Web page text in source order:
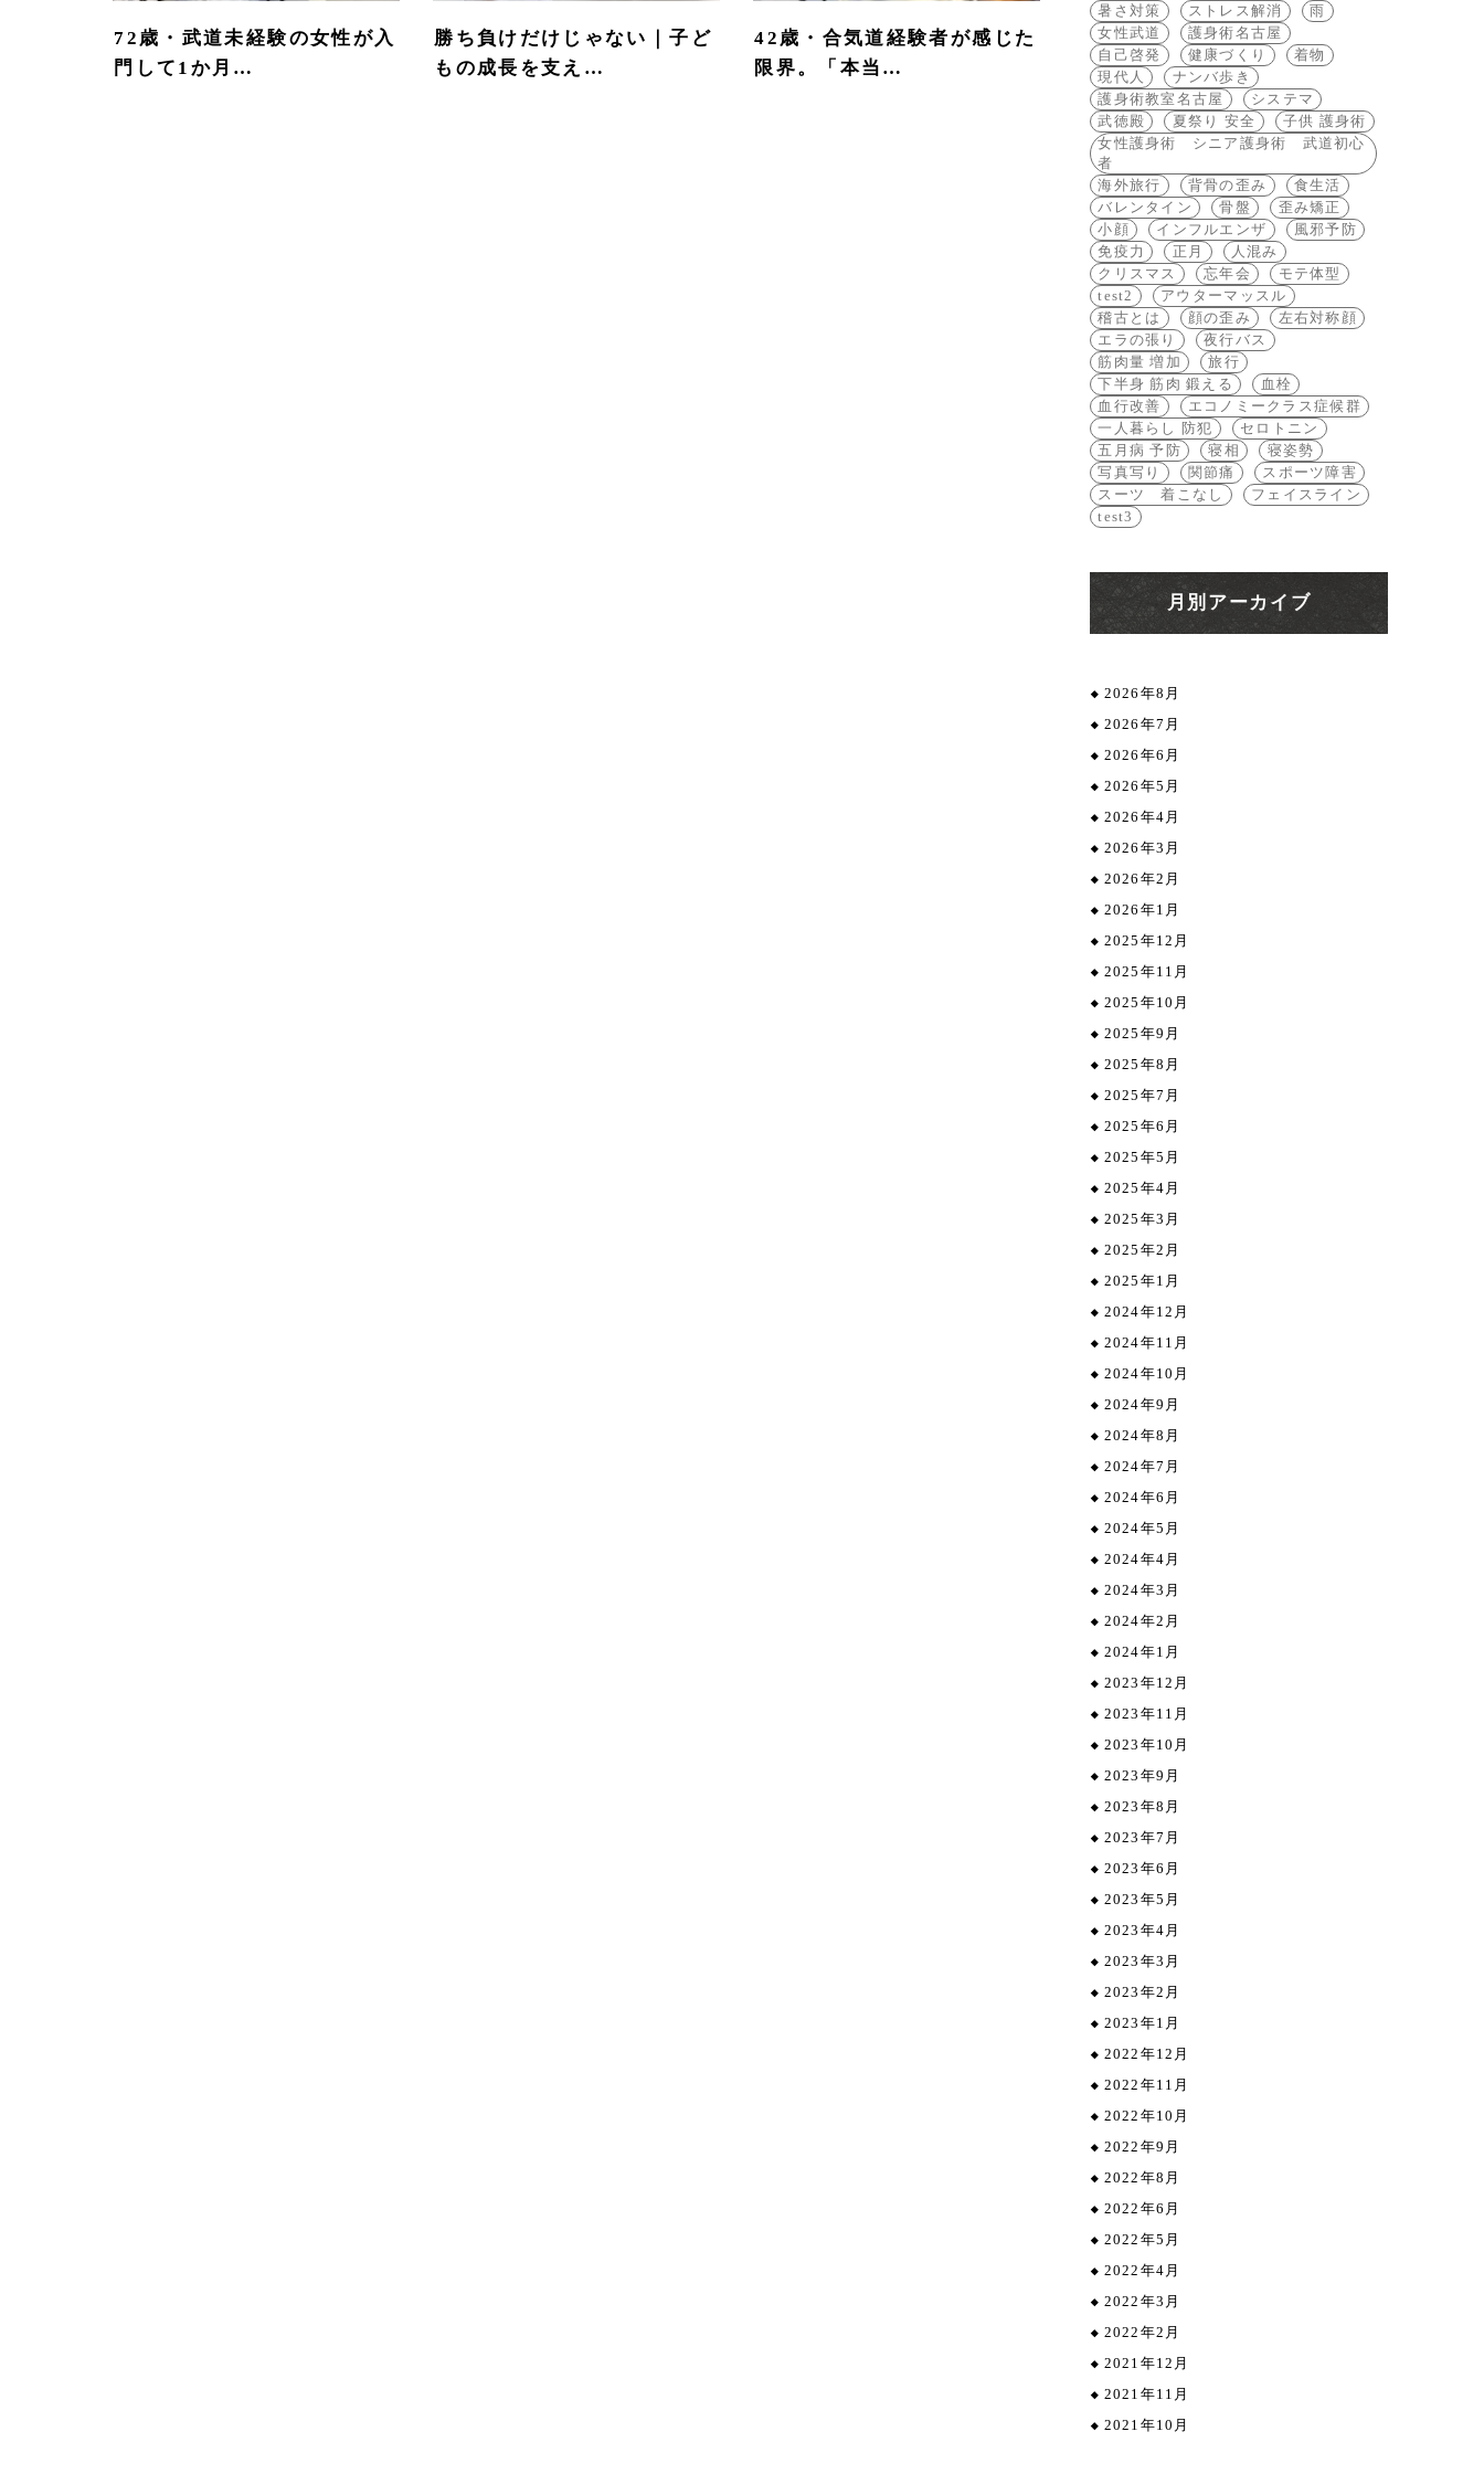
72歳・武道未経験の女性が入
門して1か月…
勝ち負けだけじゃない｜子ど
もの成長を支え…
42歳・合気道経験者が感じた
限界。「本当…
暑さ対策 ストレス解消
雨
女性武道
護身術名古屋
自己啓発
健康づくり
着物
現代人
ナンバ歩き
護身術教室名古屋
システマ
武徳殿
夏祭り 安全
子供 護身術
女性護身術 シニア護身術 武道初心
者
海外旅行
背骨の歪み
食生活
バレンタイン
骨盤
歪み矯正
小顔
インフルエンザ
風邪予防
免疫力
正月
人混み
クリスマス
忘年会
モテ体型
test2
アウターマッスル
稽古とは
顔の歪み
左右対称顔
エラの張り
夜行バス
筋肉量 増加
旅行
下半身 筋肉 鍛える
血栓
血行改善
エコノミークラス症候群
一人暮らし 防犯
セロトニン
五月病 予防
寝相
寝姿勢
写真写り
関節痛
スポーツ障害
スーツ 着こなし
フェイスライン
test3
月別アーカイブ
2026年8月
2026年7月
2026年6月
2026年5月
2026年4月
2026年3月
2026年2月
2026年1月
2025年12月
2025年11月
2025年10月
2025年9月
2025年8月
2025年7月
2025年6月
2025年5月
2025年4月
2025年3月
2025年2月
2025年1月
2024年12月
2024年11月
2024年10月
2024年9月
2024年8月
2024年7月
2024年6月
2024年5月
2024年4月
2024年3月
2024年2月
2024年1月
2023年12月
2023年11月
2023年10月
2023年9月
2023年8月
2023年7月
2023年6月
2023年5月
2023年4月
2023年3月
2023年2月
2023年1月
2022年12月
2022年11月
2022年10月
2022年9月
2022年8月
2022年6月
2022年5月
2022年4月
2022年3月
2022年2月
2021年12月
2021年11月
2021年10月